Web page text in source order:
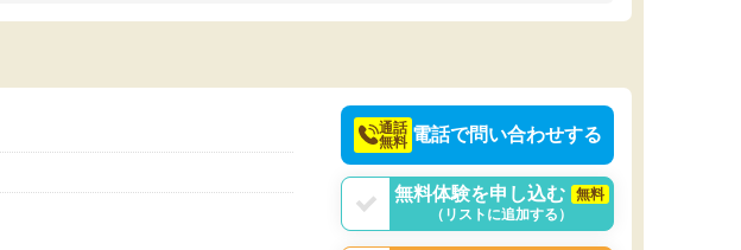
通話
無料 電話で問い合わせする
無料体験を申し込む
無料
（リストに追加する）